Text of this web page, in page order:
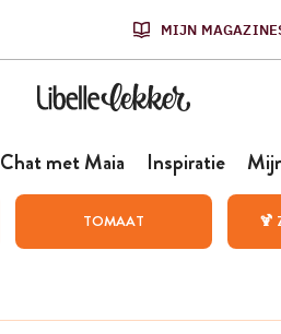
MIJN
Chat met Maia Inspiratie
TOMAAT 🍹